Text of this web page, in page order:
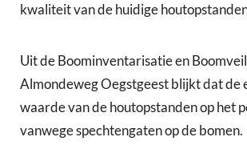
kwaliteit van de huidige
Uit de Boominventarisatie en
Almondeweg Oegstgeest blijkt dat de
waarde van de houtopstanden op het
vanwege spechtengaten op de bomen.